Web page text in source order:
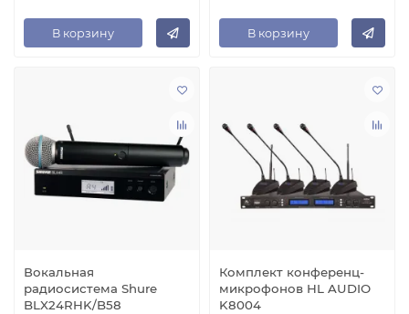
В корзину В корзину
Вокальная
радиосистема Shure
BLX24RHK/B58
Комплект конференц-
микрофонов HL AUDIO
K8004